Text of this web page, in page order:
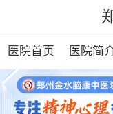
医院首页 医院简